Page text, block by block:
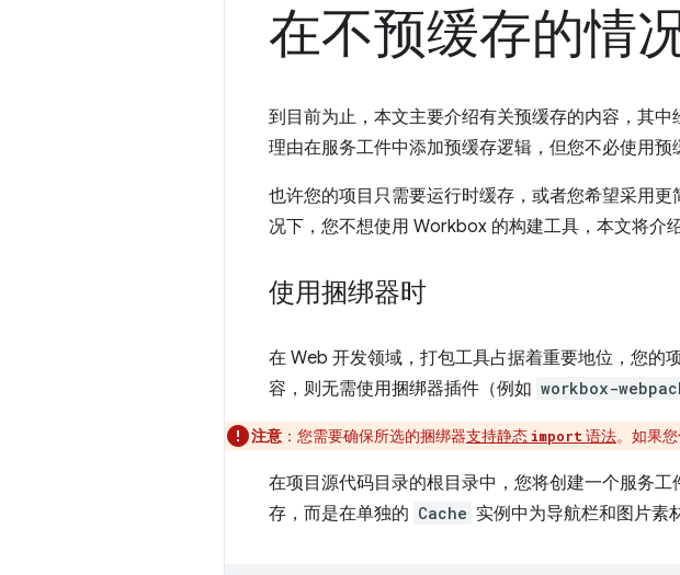
在不预缓存的情
到目前为止，本文主要介绍有关预缓存的内容，其中
理由在服务工件中添加预缓存逻辑，但您不必使用预
也许您的项目只需要运行时缓存，或者您希望采用
况下，您不想使用 Workbox 的构建工具，本文将介
使用捆绑器时
在 Web 开发领域，打包工具占据着重要地位，您的
容，则无需使用捆绑器插件（例如 workbox-
注意 ：您需要确保所选的捆绑器支持静态 import 语法。如果
在项目源代码目录的根目录中，您将创建一个服务
存，而是在单独的 Cache 实例中为导航栏和图片素